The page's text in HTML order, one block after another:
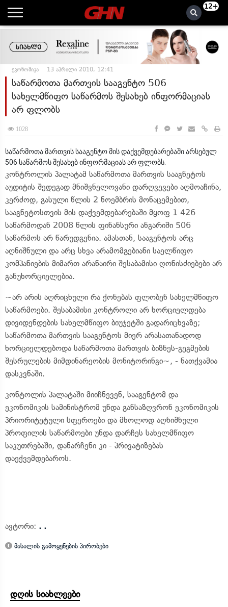
12+
ეკონომიკა 13 აპრილი 2010, 12:41
საწარმოთა მართვის სააგენტო 506
სახელმწიფო საწარმოს შესახებ ინფორმაციას
არ ფლობს
1028
საწარმოთა მართვის სააგენტო მის დაქვემდებარებაში არსებულ
506 საწარმოს შესახებ ინფორმაციას არ ფლობს.
კონტროლის პალატამ საწარმოთა მართვის სააგნეტოს
აუდიტის შედეგად მნიშვნელოვანი დარღვევები აღმოაჩინა,
კერძოდ, გასული წლის 2 ნოემბრის მონაცემებით,
სააგნეტოსთვის მის დაქვემდებარებაში მყოფ 1 426
საწარმოდან 2008 წლის ფინანსური ანგარიში 506
საწარმოს არ წარუდგენია. ამასთან, სააგენტოს არც
აღნიშნული და არც სხვა არამომგებიანი საელწიფო
კომპანიების მიმართ არანაირი შესაბამისი ღონისძიებები არ
განუხორციელებია.
~არ არის აღრიცხული რა ქონებას ფლობენ სახელმწიფო
საწარმოები. შესაბამისი კონტროლი არ ხორციელდება
დივიდენდების სახელმწიფო ბიუჯეტში გადარიცხვაზე;
საწარმოთა მართვის სააგენტოს მიერ არასათანადოდ
ხორციელდებოდა საწარმოთა მართვის ბიზნეს-გეგმების
შესრულების მიმდინარეობის მონიტორინგი~, - ნათქვამია
დასკვნაში.
კონტოლის პალატაში მიიჩნევენ, სააგენტომ და
ეკონომიკის სამინისტრომ უნდა განსაზღვრონ ეკონომიკის
პრიორიტეტული სფეროები და მხოლოდ აღნიშნული
პროფილის საწარმოები უნდა დარჩეს სახელმწიფო
საკუთრებაში, დანარჩენი კი - პრივატიზებას
დაექვემდებაროს.
ავტორი: . .
მასალის გამოყენების პირობები
დღის სიახლეები